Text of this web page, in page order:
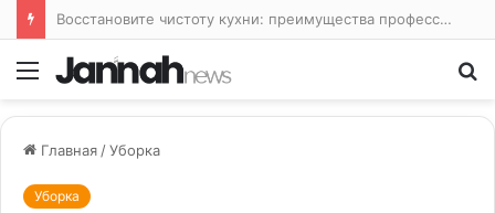
Восстановите чистоту кухни: преимущества профессиональной уборки
Меню
Главная /Уборка
Уборка